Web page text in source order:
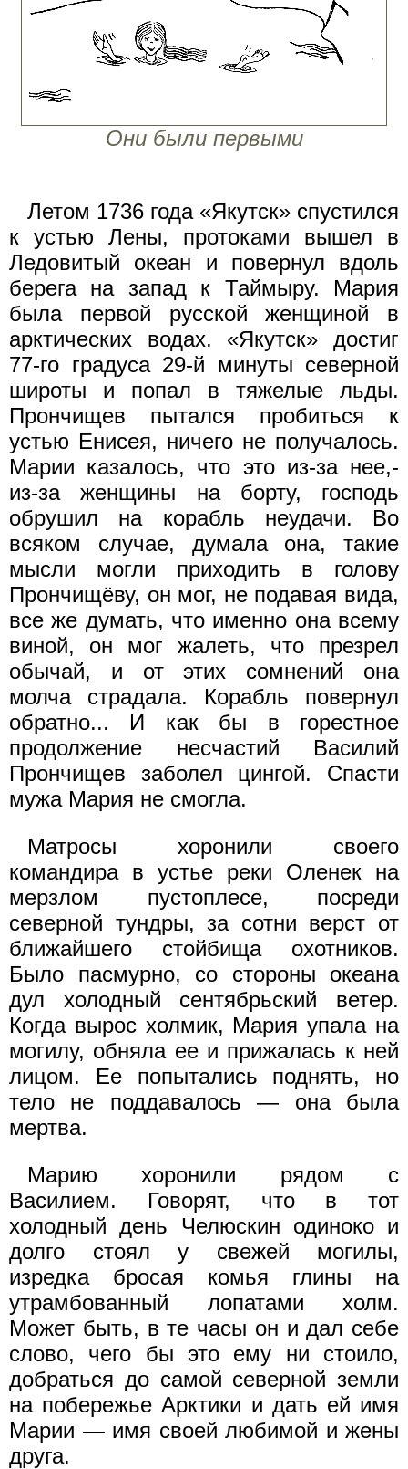
Они были первыми
Летом 1736 года «Якутск» спустился
к устью Лены, протоками вышел в
Ледовитый океан и повернул вдоль
берега на запад к Таймыру. Мария
была первой русской женщиной в
арктических водах. «Якутск» достиг
77-го градуса 29-й минуты северной
широты и попал в тяжелые льды.
Прончищев пытался пробиться к
устью Енисея, ничего не получалось.
Марии казалось, что это из-за нее,-
из-за женщины на борту, господь
обрушил на корабль неудачи. Во
всяком случае, думала она, такие
мысли могли приходить в голову
Прончищёву, он мог, не подавая вида,
все же думать, что именно она всему
виной, он мог жалеть, что презрел
обычай, и от этих сомнений она
молча страдала. Корабль повернул
обратно... И как бы в горестное
продолжение несчастий Василий
Прончищев заболел цингой. Спасти
мужа Мария не смогла.
Матросы хоронили своего
командира в устье реки Оленек на
мерзлом пустоплесе, посреди
северной тундры, за сотни верст от
ближайшего стойбища охотников.
Было пасмурно, со стороны океана
дул холодный сентябрьский ветер.
Когда вырос холмик, Мария упала на
могилу, обняла ее и прижалась к ней
лицом. Ее попытались поднять, но
тело не поддавалось — она была
мертва.
Марию хоронили рядом с
Василием. Говорят, что в тот
холодный день Челюскин одиноко и
долго стоял у свежей могилы,
изредка бросая комья глины на
утрамбованный лопатами холм.
Может быть, в те часы он и дал себе
слово, чего бы это ему ни стоило,
добраться до самой северной земли
на побережье Арктики и дать ей имя
Марии — имя своей любимой и жены
друга.